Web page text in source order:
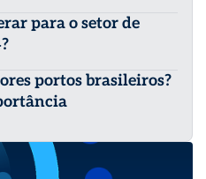
para o setor de
portos brasileiros?